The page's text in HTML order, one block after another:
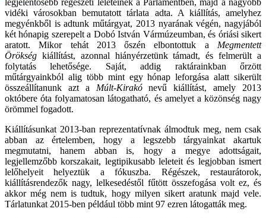
vidéki városokban bemutatott tárlata adta. A kiállítás, amelyhez
megyénkből is adtunk műtárgyat, 2013 nyarának végén, nagyjából
két hónapig szerepelt a Dobó István Vármúzeumban, és óriási sikert
aratott. Mikor tehát 2013 őszén elbontottuk a Megmentett
Örökség kiállítást, azonnal hiányérzetünk támadt, és felmerült a
folytatás lehetősége. Saját, addig raktárainkban őrzött
műtárgyainkból alig több mint egy hónap leforgása alatt sikerült
összeállítanunk azt a Múlt-Kirakónevű kiállítást, amely 2013
októbere óta folyamatosan látogatható, és amelyet a közönség nagy
örömmel fogadott.
Kiállításunkat 2013-ban reprezentatívnak álmodtuk meg, nem csak
abban az értelemben, hogy a legszebb tárgyainkat akartuk
megmutatni, hanem abban is, hogy a megye adottságait,
legjellemzőbb korszakait, legtipikusabb leleteit és legjobban ismert
lelőhelyeit helyeztük a fókuszba. Régészek, restaurátorok,
kiállításrendezők nagy, lelkesedéstől fűtött összefogása volt ez, és
akkor még nem is tudtuk, hogy milyen sikert aratunk majd vele.
Tárlatunkat 2015-ben például több mint 97 ezren látogatták meg.